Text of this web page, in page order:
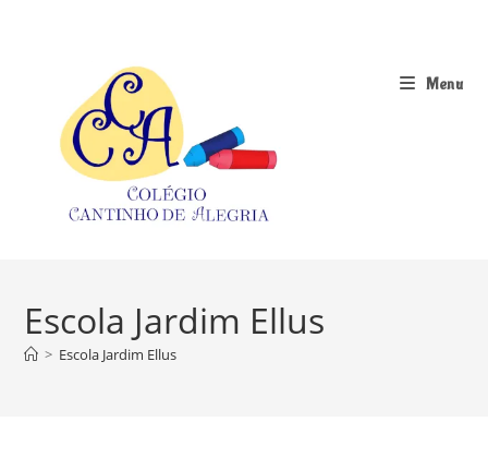
Menu
Escola Jardim Ellus
> Escola Jardim Ellus